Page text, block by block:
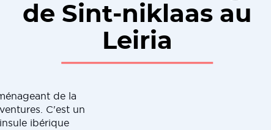
de Sint-niklaas au
Leiria
de la
C'est un
ibérique